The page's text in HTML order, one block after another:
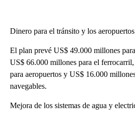
Dinero para el tránsito y los aeropuertos
El plan prevé US$ 49.000 millones
US$ 66.000 millones para el
para aeropuertos y US$ 16.000
navegables.
Mejora de los sistemas de agua y